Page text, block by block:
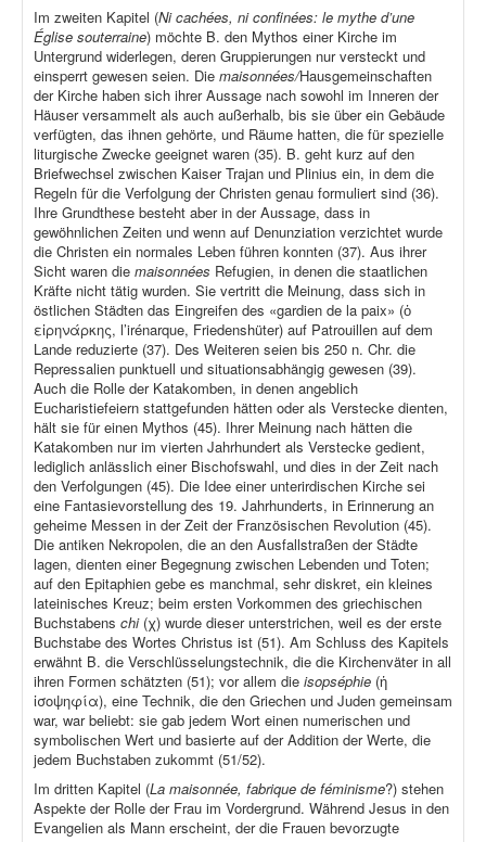
Im zweiten Kapitel (Ni cachées, ni confinées: le mythe d’une
Église souterraine) möchte B. den Mythos einer Kirche im
Untergrund widerlegen, deren Gruppierungen nur versteckt und
einsperrt gewesen seien. Die maisonnées/Hausgemeinschaften
der Kirche haben sich ihrer Aussage nach sowohl im Inneren der
Häuser versammelt als auch außerhalb, bis sie über ein Gebäude
verfügten, das ihnen gehörte, und Räume hatten, die für spezielle
liturgische Zwecke geeignet waren (35). B. geht kurz auf den
Briefwechsel zwischen Kaiser Trajan und Plinius ein, in dem die
Regeln für die Verfolgung der Christen genau formuliert sind (36).
Ihre Grundthese besteht aber in der Aussage, dass in
gewöhnlichen Zeiten und wenn auf Denunziation verzichtet wurde
die Christen ein normales Leben führen konnten (37). Aus ihrer
Sicht waren die maisonnées Refugien, in denen die staatlichen
Kräfte nicht tätig wurden. Sie vertritt die Meinung, dass sich in
östlichen Städten das Eingreifen des «gardien de la paix» (ὁ
εἰρηνάρκης, l’irénarque, Friedenshüter) auf Patrouillen auf dem
Lande reduzierte (37). Des Weiteren seien bis 250 n. Chr. die
Repressalien punktuell und situationsabhängig gewesen (39).
Auch die Rolle der Katakomben, in denen angeblich
Eucharistiefeiern stattgefunden hätten oder als Verstecke dienten,
hält sie für einen Mythos (45). Ihrer Meinung nach hätten die
Katakomben nur im vierten Jahrhundert als Verstecke gedient,
lediglich anlässlich einer Bischofswahl, und dies in der Zeit nach
den Verfolgungen (45). Die Idee einer unterirdischen Kirche sei
eine Fantasievorstellung des 19. Jahrhunderts, in Erinnerung an
geheime Messen in der Zeit der Französischen Revolution (45).
Die antiken Nekropolen, die an den Ausfallstraßen der Städte
lagen, dienten einer Begegnung zwischen Lebenden und Toten;
auf den Epitaphien gebe es manchmal, sehr diskret, ein kleines
lateinisches Kreuz; beim ersten Vorkommen des griechischen
Buchstabens chi (χ) wurde dieser unterstrichen, weil es der erste
Buchstabe des Wortes Christus ist (51). Am Schluss des Kapitels
erwähnt B. die Verschlüsselungstechnik, die die Kirchenväter in all
ihren Formen schätzten (51); vor allem die isopséphie (ἡ
ἰσοψηφία), eine Technik, die den Griechen und Juden gemeinsam
war, war beliebt: sie gab jedem Wort einen numerischen und
symbolischen Wert und basierte auf der Addition der Werte, die
jedem Buchstaben zukommt (51/52).
Im dritten Kapitel (La maisonnée, fabrique de féminisme?) stehen
Aspekte der Rolle der Frau im Vordergrund. Während Jesus in den
Evangelien als Mann erscheint, der die Frauen bevorzugte